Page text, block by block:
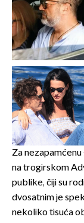
Za
na trogirskom
publike, čiji su
dvosatnim je
nekoliko tisuća